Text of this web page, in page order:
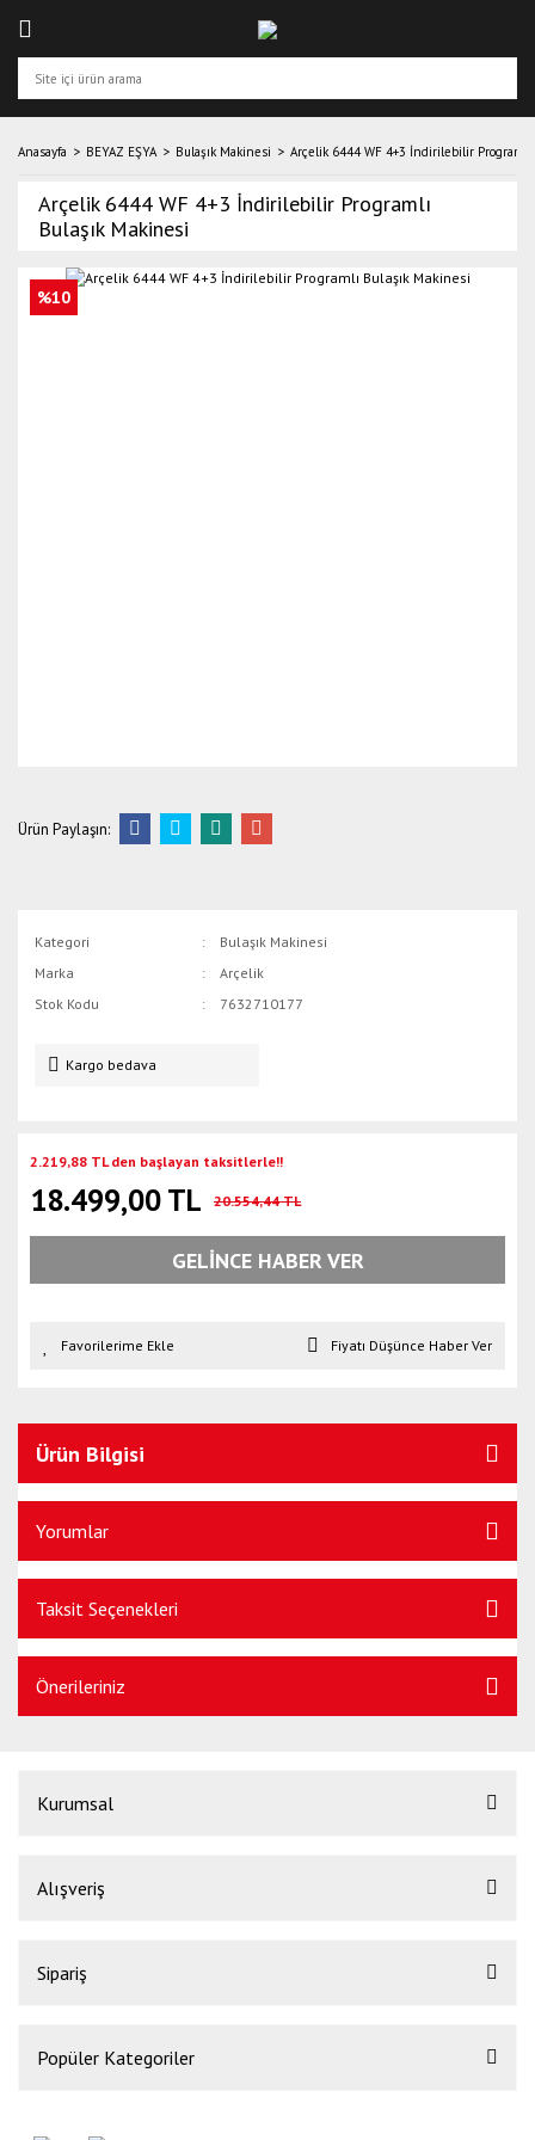
Anasayfa BEYAZ EŞYA Bulaşık Makinesi Arçelik 6444 WF 4+3 İndirilebilir Programlı
Arçelik 6444 WF 4+3 İndirilebilir Programlı
Bulaşık Makinesi
%10
Ürün Paylaşın:
Kategori
Bulaşık Makinesi
Marka
Arçelik
Stok Kodu
7632710177
Kargo bedava
2.219,88 TL den başlayan taksitlerle!!
18.499,00 TL 20.554,44 TL
GELİNCE HABER VER
Fiyatı Düşünce Haber Ver
Ürün Bilgisi
Yorumlar
Taksit Seçenekleri
Önerileriniz
Kurumsal
Alışveriş
Sipariş
Popüler Kategoriler